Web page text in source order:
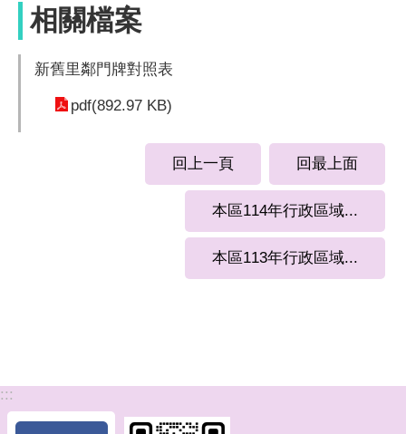
相關檔案
新舊里鄰門牌對照表
pdf(892.97 KB)
回上一頁 回最上面
本區114年行政區域...
本區113年行政區域...
:::